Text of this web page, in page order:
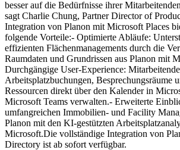
besser auf die Bedürfnisse ihrer
sagt Charlie Chung, Partner Director of
Integration von Planon mit Microsoft Places
folgende Vorteile:- Optimierte Abläufe:
effizienten Flächenmanagements durch die
Raumdaten und Grundrissen aus Planon mit
Durchgängige User-Experience:
Arbeitsplatzbuchungen, Besprechungsräume
Ressourcen direkt über den Kalender in
Microsoft Teams verwalten.- Erweiterte
umfangreichen Immobilien‑ und Facility
Planon mit den KI‑gestützten
Microsoft.Die vollständige Integration von
Directory ist ab sofort verfügbar.